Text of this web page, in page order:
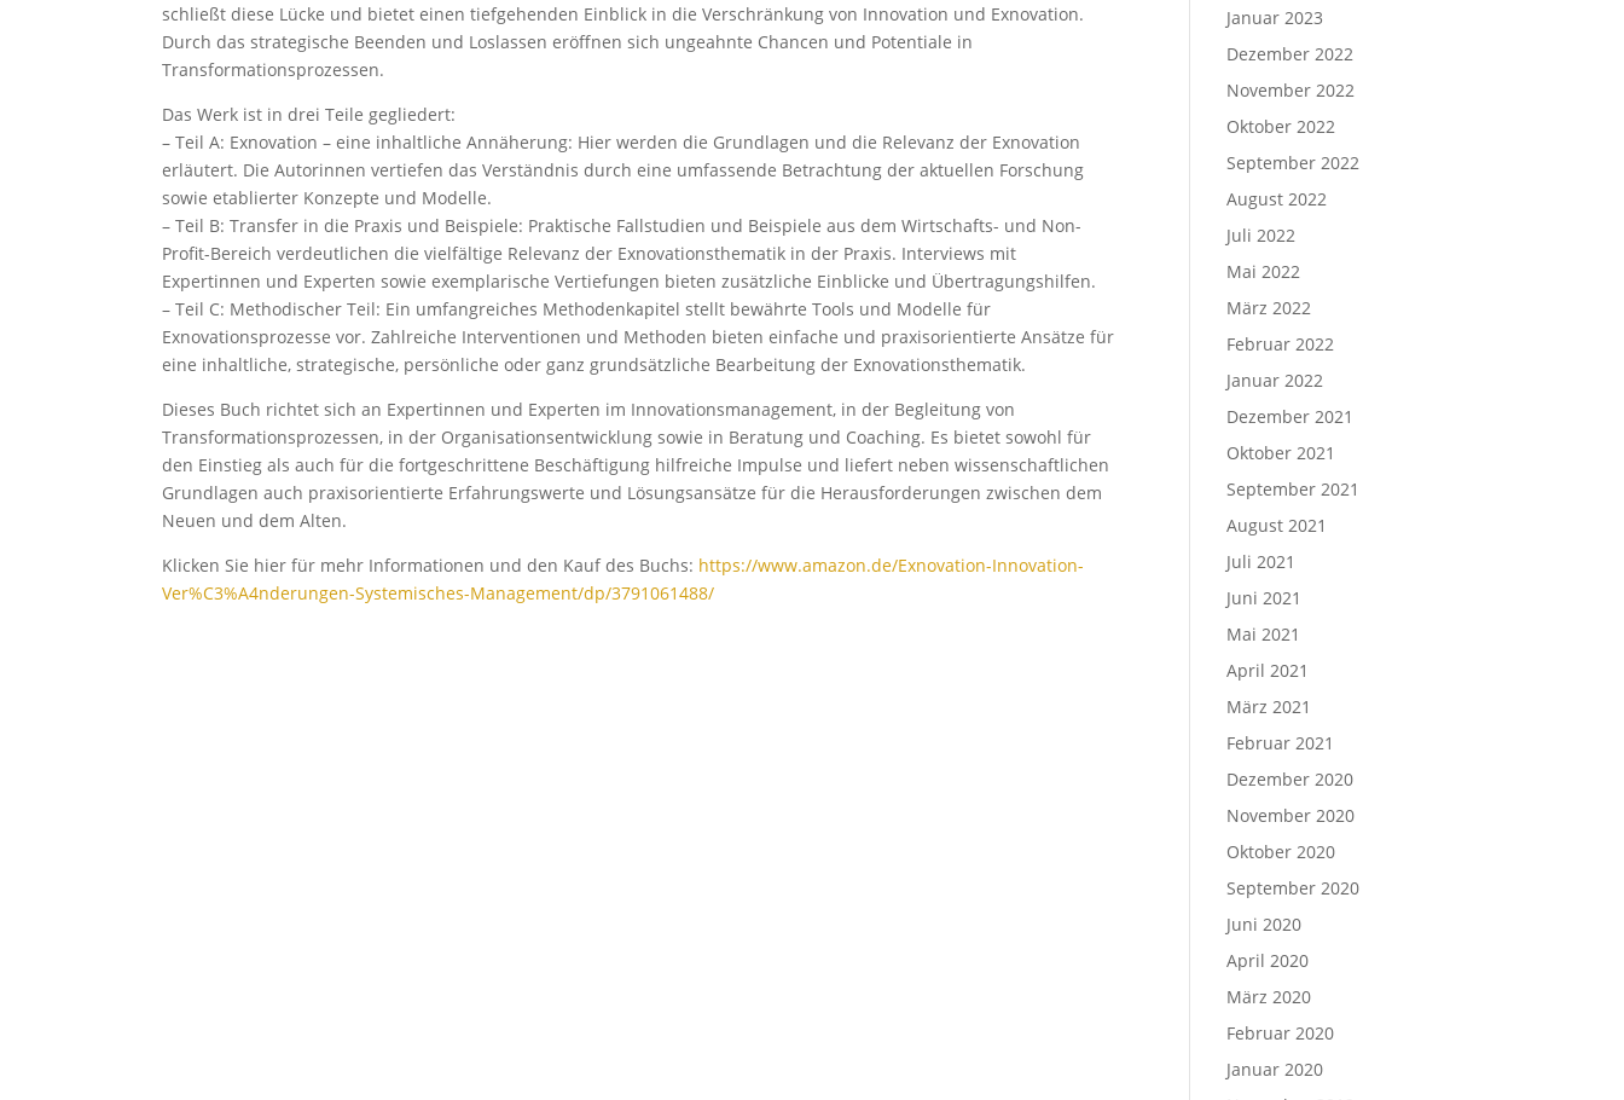
schließt diese Lücke und bietet einen tiefgehenden Einblick in die Verschränkung von Innovation und Exnovation.
Durch das strategische Beenden und Loslassen eröffnen sich ungeahnte Chancen und Potentiale in
Transformationsprozessen.
Das Werk ist in drei Teile gegliedert:
– Teil A: Exnovation – eine inhaltliche Annäherung: Hier werden die Grundlagen und die Relevanz der Exnovation
erläutert. Die Autorinnen vertiefen das Verständnis durch eine umfassende Betrachtung der aktuellen Forschung
sowie etablierter Konzepte und Modelle.
– Teil B: Transfer in die Praxis und Beispiele: Praktische Fallstudien und Beispiele aus dem Wirtschafts- und Non-
Profit-Bereich verdeutlichen die vielfältige Relevanz der Exnovationsthematik in der Praxis. Interviews mit
Expertinnen und Experten sowie exemplarische Vertiefungen bieten zusätzliche Einblicke und Übertragungshilfen.
– Teil C: Methodischer Teil: Ein umfangreiches Methodenkapitel stellt bewährte Tools und Modelle für
Exnovationsprozesse vor. Zahlreiche Interventionen und Methoden bieten einfache und praxisorientierte Ansätze für
eine inhaltliche, strategische, persönliche oder ganz grundsätzliche Bearbeitung der Exnovationsthematik.
Dieses Buch richtet sich an Expertinnen und Experten im Innovationsmanagement, in der Begleitung von
Transformationsprozessen, in der Organisationsentwicklung sowie in Beratung und Coaching. Es bietet sowohl für
den Einstieg als auch für die fortgeschrittene Beschäftigung hilfreiche Impulse und liefert neben wissenschaftlichen
Grundlagen auch praxisorientierte Erfahrungswerte und Lösungsansätze für die Herausforderungen zwischen dem
Neuen und dem Alten.
Klicken Sie hier für mehr Informationen und den Kauf des Buchs: https://www.amazon.de/Exnovation-Innovation-
Ver%C3%A4nderungen-Systemisches-Management/dp/3791061488/
Januar 2023
Dezember 2022
November 2022
Oktober 2022
September 2022
August 2022
Juli 2022
Mai 2022
März 2022
Februar 2022
Januar 2022
Dezember 2021
Oktober 2021
September 2021
August 2021
Juli 2021
Juni 2021
Mai 2021
April 2021
März 2021
Februar 2021
Dezember 2020
November 2020
Oktober 2020
September 2020
Juni 2020
April 2020
März 2020
Februar 2020
Januar 2020